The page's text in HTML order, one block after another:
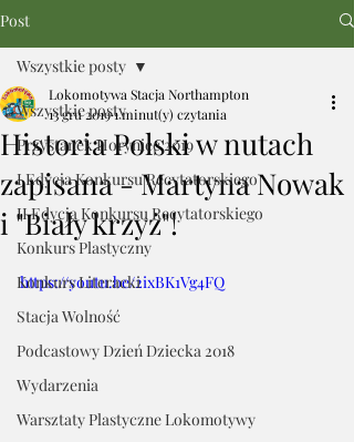
Post
Wszystkie posty
Przystanek Horyniec 2019
I Edycja Konkursu Recytatorskiego
II Edycja Konkursu Recytatorskiego
Konkurs Plastyczny
Konkurs Literacki
Stacja Wolność
Podcastowy Dzień Dziecka 2018
Wydarzenia
Warsztaty Plastyczne Lokomotywy
Wszystkie posty
Historia Polski w nutach
zapisana - Martyna Nowak
i "Biały krzyż"!
Lokomotywa Stacja Northampton
13 gru 20191 minut(y) czytania
https://youtu.be/2ixBK1Vg4FQ